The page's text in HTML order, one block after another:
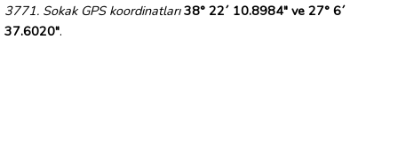
3771. Sokak GPS koordinatları 38° 22´ 10.8984" ve 27° 6´
37.6020".